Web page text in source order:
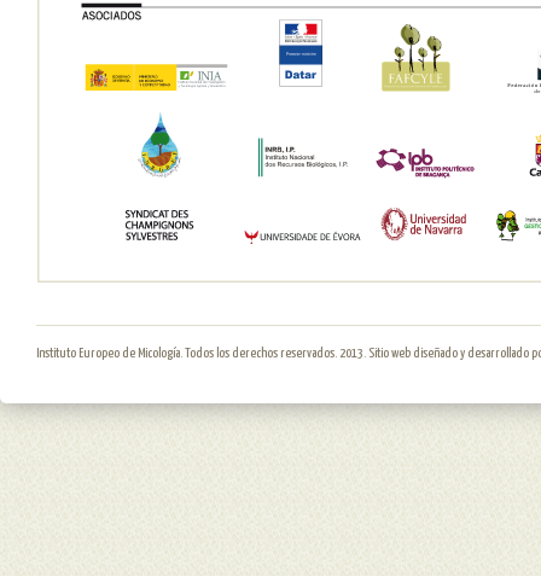
Instituto Europeo de Micología. Todos los derechos reservados. 2013. Sitio web diseñado y desarrollado